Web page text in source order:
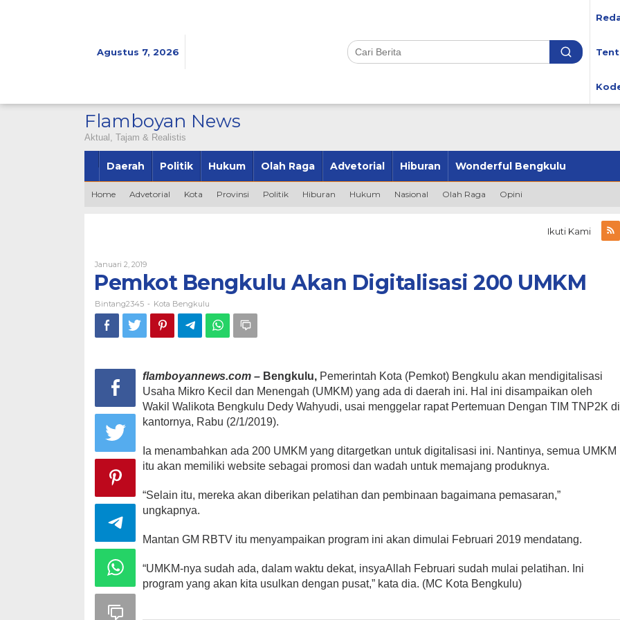
Agustus 7, 2026
Flamboyan News
Aktual, Tajam & Realistis
Daerah Politik Hukum Olah Raga Advetorial Hiburan Wonderful Bengkulu
Home Advetorial Kota Provinsi Politik Hiburan Hukum Nasional Olah Raga Opini
Ikuti Kami
Januari 2, 2019Oleh
Bintang2345
Pemkot Bengkulu Akan Digitalisasi 200 UMKM
Bintang2345 - Kota Bengkulu
flamboyannews.com – Bengkulu, Pemerintah Kota (Pemkot) Bengkulu akan mendigitalisasi
Usaha Mikro Kecil dan Menengah (UMKM) yang ada di daerah ini. Hal ini disampaikan oleh
Wakil Walikota Bengkulu Dedy Wahyudi, usai menggelar rapat Pertemuan Dengan TIM TNP2K di
kantornya, Rabu (2/1/2019).
Ia menambahkan ada 200 UMKM yang ditargetkan untuk digitalisasi ini. Nantinya, semua UMKM
itu akan memiliki website sebagai promosi dan wadah untuk memajang produknya.
“Selain itu, mereka akan diberikan pelatihan dan pembinaan bagaimana pemasaran,”
ungkapnya.
Mantan GM RBTV itu menyampaikan program ini akan dimulai Februari 2019 mendatang.
“UMKM-nya sudah ada, dalam waktu dekat, insyaAllah Februari sudah mulai pelatihan. Ini
program yang akan kita usulkan dengan pusat,” kata dia. (MC Kota Bengkulu)